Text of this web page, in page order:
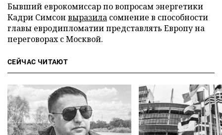
Бывший еврокомиссар по вопросам энергетики
Кадри Симсон выразила сомнение в способности
главы евродипломатии представлять Европу на
переговорах с Москвой.
СЕЙЧАС ЧИТАЮТ